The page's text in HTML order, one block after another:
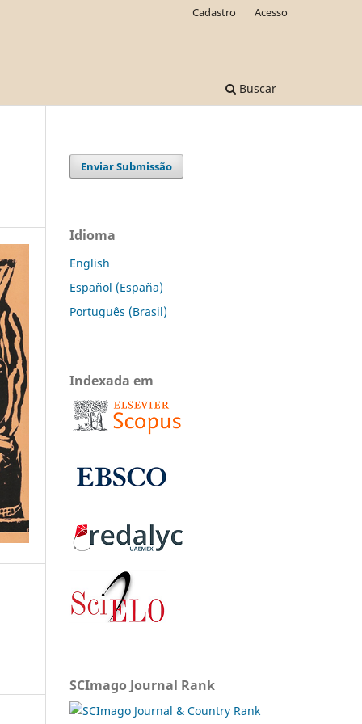
Buscar
Cadastro Acesso
Enviar Submissão
Idioma
English
Español (España)
Português (Brasil)
Indexada em
SCImago Journal Rank